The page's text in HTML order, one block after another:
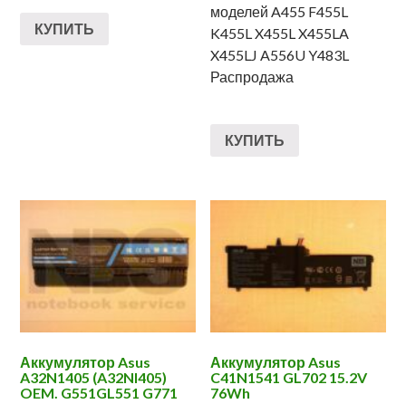
КУПИТЬ
моделей A455 F455L
K455L X455L X455LA
X455LJ A556U Y483L
Распродажа
КУПИТЬ
Аккумулятор Asus
A32N1405 (A32NI405)
OEM. G551GL551 G771
Аккумулятор Asus
C41N1541 GL702 15.2V
76Wh